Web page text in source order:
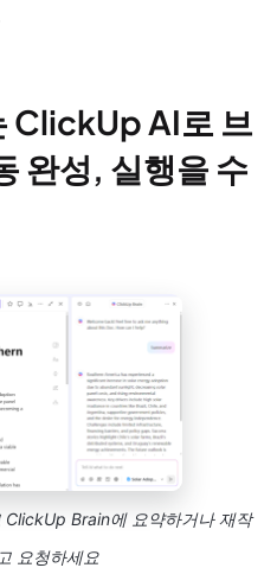
ClickUp AI로 브
완성, 실행을 수
ClickUp Brain에 요약하거나 재작
요청하세요